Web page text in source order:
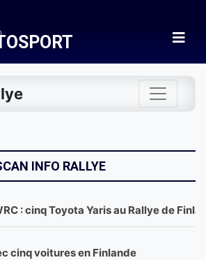
INFO RALLYE
: cinq Toyota Yaris au Rallye de
cinq voitures en Finlande